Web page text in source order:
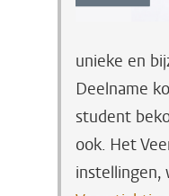
unieke en
Deelname
student
ook. Het
instellingen,